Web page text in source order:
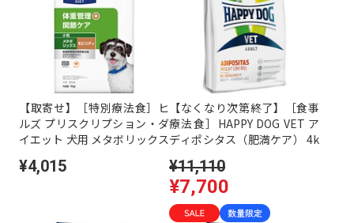
【取寄せ】［特別療法食］ヒ
ルズ プリスクリプション・ダ
イエット 犬用 メタボリックス
¥4,015
【なくなり次第終了】［食事
療法食］HAPPY DOG VET ア
ディポシタス（肥満ケア） 4k
¥11,110
¥7,700